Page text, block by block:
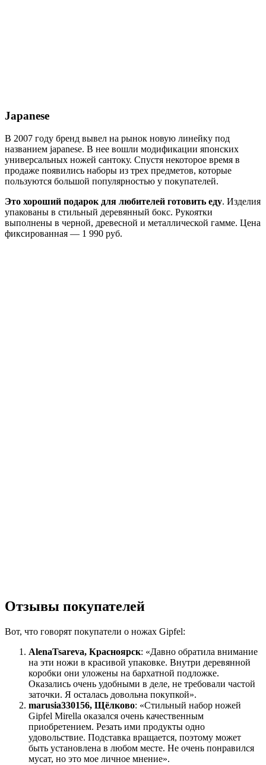
Japanese
В 2007 году бренд вывел на рынок новую линейку под
названием japanese. В нее вошли модификации японских
универсальных ножей сантоку. Спустя некоторое время в
продаже появились наборы из трех предметов, которые
пользуются большой популярностью у покупателей.
Это хороший подарок для любителей готовить еду. Изделия
упакованы в стильный деревянный бокс. Рукоятки
выполнены в черной, древесной и металлической гамме. Цена
фиксированная — 1 990 руб.
Отзывы покупателей
Вот, что говорят покупатели о ножах Gipfel:
AlenaTsareva, Красноярск: «Давно обратила внимание
на эти ножи в красивой упаковке. Внутри деревянной
коробки они уложены на бархатной подложке.
Оказались очень удобными в деле, не требовали частой
заточки. Я осталась довольна покупкой».
marusia330156, Щёлково: «Стильный набор ножей
Gipfel Mirella оказался очень качественным
приобретением. Резать ими продукты одно
удовольствие. Подставка вращается, поэтому может
быть установлена в любом месте. Не очень понравился
мусат, но это мое личное мнение».